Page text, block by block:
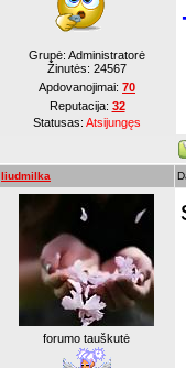
Grupė: Administratorė
Žinutės: 24567
Apdovanojimai: 70
Reputacija: 32
Statusas: Atsijungęs
liudmilka
forumo tauškutė